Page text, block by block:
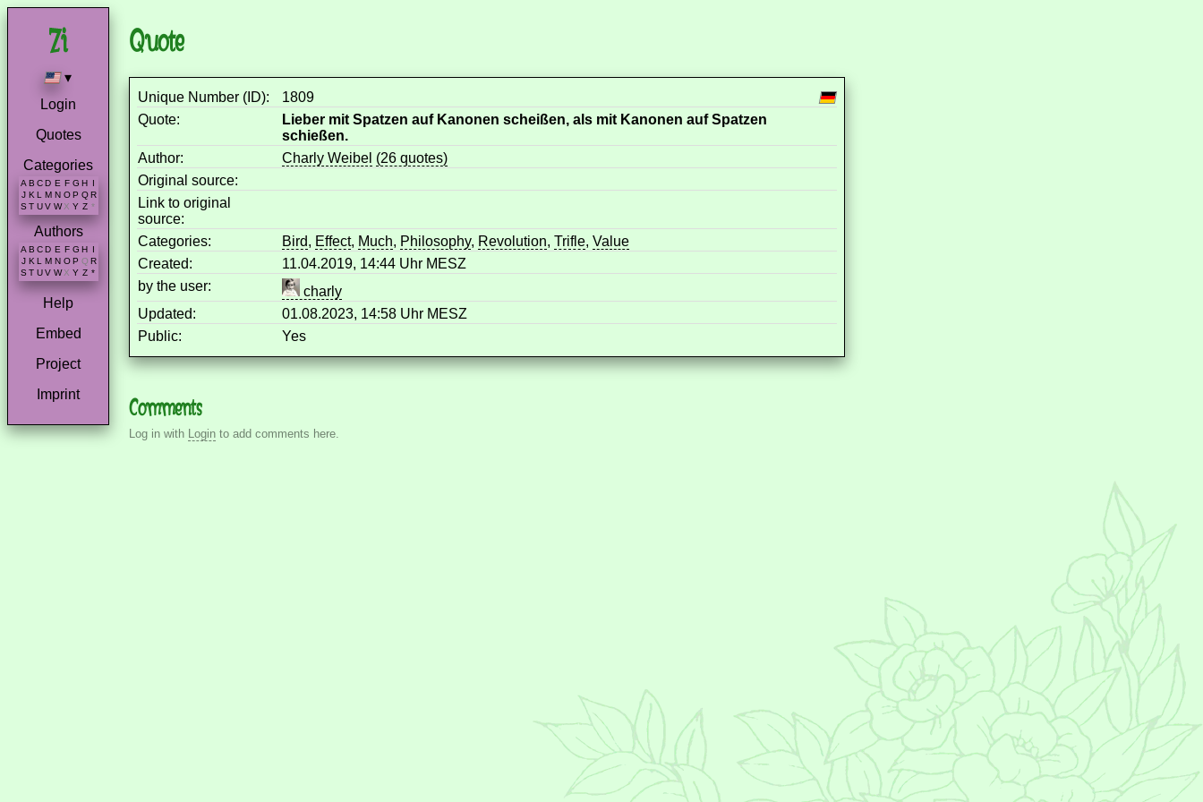
▾
Login
Quotes
Categories
A B C D E F G H I
J K L M N O P Q R
S T U V W X Y Z *
Authors
A B C D E F G H
J K L M N O P Q R
S T U V W X Y Z *
Help
Embed
Project
Imprint
Quote
Unique Number (ID):
1809
Quote:
Lieber mit Spatzen auf Kanonen scheißen, als mit Kanonen auf Spatzen
schießen.
Author:
Charly Weibel (26 quotes)
Original source:
Link to original
source:
Categories:
Bird, Effect, Much, Philosophy, Revolution, Trifle, Value
Created:
11.04.2019, 14:44 Uhr MESZ
by the user:
charly
Updated:
01.08.2023, 14:58 Uhr MESZ
Public:
Yes
Comments
Log in with Login to add comments here.